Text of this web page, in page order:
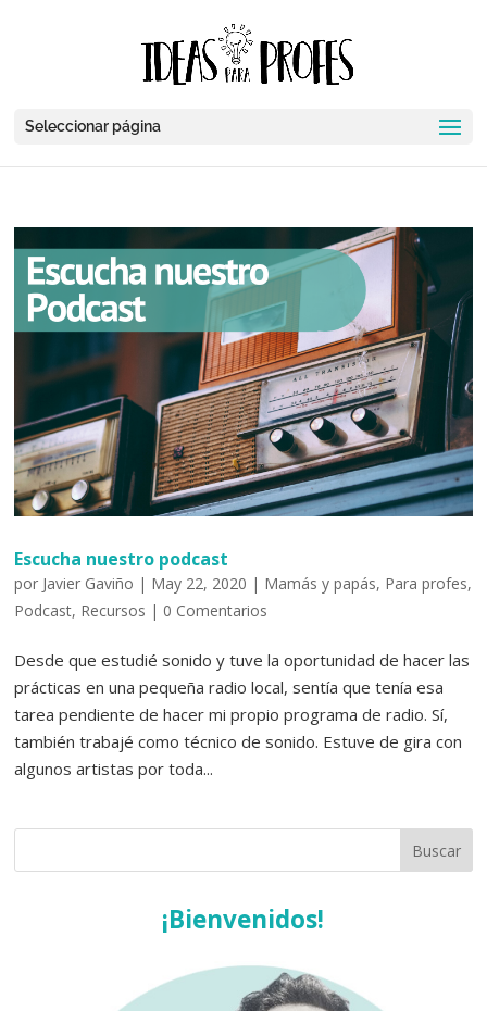
Seleccionar página
Escucha nuestro podcast
por Javier Gaviño | May 22, 2020 | Mamás y papás, Para profes,
Podcast, Recursos | 0 Comentarios
Desde que estudié sonido y tuve la oportunidad de hacer las
prácticas en una pequeña radio local, sentía que tenía esa
tarea pendiente de hacer mi propio programa de radio. Sí,
también trabajé como técnico de sonido. Estuve de gira con
algunos artistas por toda...
¡Bienvenidos!